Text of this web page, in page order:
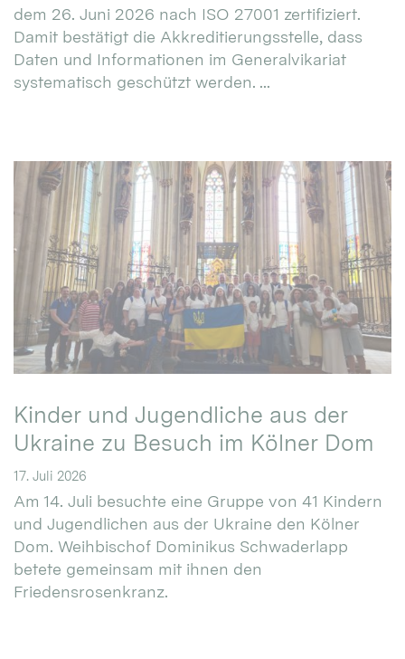
dem 26. Juni 2026 nach ISO 27001 zertifiziert.
Damit bestätigt die Akkreditierungsstelle, dass
Daten und Informationen im Generalvikariat
systematisch geschützt werden. ...
Kinder und Jugendliche aus der
Ukraine zu Besuch im Kölner Dom
17. Juli 2026
Am 14. Juli besuchte eine Gruppe von 41 Kindern
und Jugendlichen aus der Ukraine den Kölner
Dom. Weihbischof Dominikus Schwaderlapp
betete gemeinsam mit ihnen den
Friedensrosenkranz.